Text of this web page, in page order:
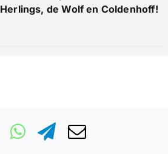
Herlings, de Wolf en Coldenhoff!